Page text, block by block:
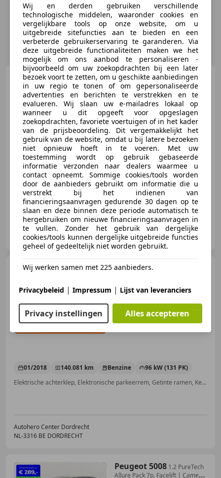
Peugeot 5008 1.2 PureTech
7p. | Virtual | Camera | Caplay |
Cru
€ 14.400
01/2020 151.757 km Benzine
96 kW (131 PK)
Greven Automotive B.V.
NL-9502 EC STADSKANAAL
Peugeot 5008
€ 11.849
01/2018 140.081 km Benzine
96 kW (131 PK)
Elektrische achterklep, Elektronische parkeerrem, Getinte ramen, Keyless Entry, Verkeersbordherkenning, Regensensor, Dakrails, Lane Departure Warning Systeem
Autohero Center Dordrecht
NL-3316 BE DORDRECHT
Peugeot 5008 1.2 PureTech
Allure Pack 7p. Facelift | Camera
Wij en derden gebruiken verschillende
technologische middelen, waaronder cookies en
vergelijkbare tools op onze website, om u
uitgebreide sitefuncties aan te bieden en een
verbeterde gebruikerservaring te garanderen. Via
deze uitgebreide functionaliteiten maken we het
mogelijk om ons aanbod te personaliseren -
bijvoorbeeld om uw zoekopdrachten bij een later
bezoek voort te zetten, om u geschikte aanbiedingen
in uw regio te tonen of om gepersonaliseerde
advertenties en berichten te verstrekken en te
evalueren. Wij slaan uw e-mailadres lokaal op
wanneer u dit opgeeft voor opgeslagen
zoekopdrachten, favoriete voertuigen of in het kader
van de prijsbeoordeling. Dit vergemakkelijkt het
gebruik van de website, omdat u bij latere bezoeken
niet opnieuw hoeft in te voeren. Met uw
toestemming wordt op gebruik gebaseerde
informatie verzonden naar dealers waarmee u
contact opneemt. Sommige cookies/tools worden
door de aanbieders gebruikt om informatie die u
verstrekt bij het indienen van
financieringsaanvragen gedurende 30 dagen op te
slaan en deze binnen deze periode automatisch te
hergebruiken om nieuwe financieringsaanvragen in
te vullen. Zonder het gebruik van dergelijke
cookies/tools kunnen dergelijke uitgebreide functies
geheel of gedeeltelijk niet worden gebruikt.
Wij werken samen met 225 aanbieders.
Privacybeleid | Impressum | Lijst van leveranciers
Privacy instellingen Alles accepteren